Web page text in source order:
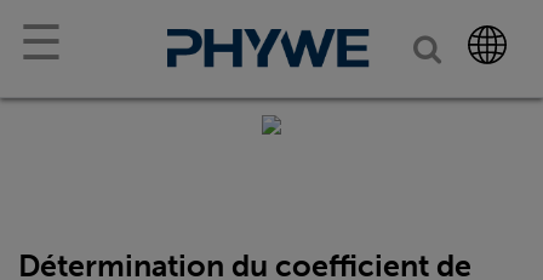
☰
Détermination du coefficient de